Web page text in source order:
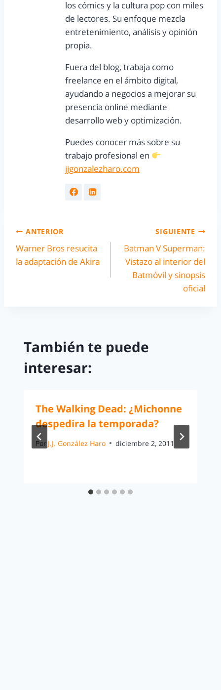
los cómics y la cultura pop con miles
de lectores. Su enfoque mezcla
entretenimiento, análisis y opinión
propia.
Fuera del blog, trabaja como
freelance en el ámbito digital,
ayudando a negocios a mejorar su
presencia online mediante
desarrollo web y optimización.
Puedes conocer más sobre su
trabajo profesional en
jjgonzalezharo.com
ANTERIOR
Warner Bros resucita
la adaptación de Akira
SIGUIENTE
Batman V Superman:
Vistazo al interior del
Batmóvil y sinopsis
oficial
También te puede
interesar:
The Walking Dead: ¿Michonne
despedira la temporada?
Por J.J. González Haro diciembre 2, 2011